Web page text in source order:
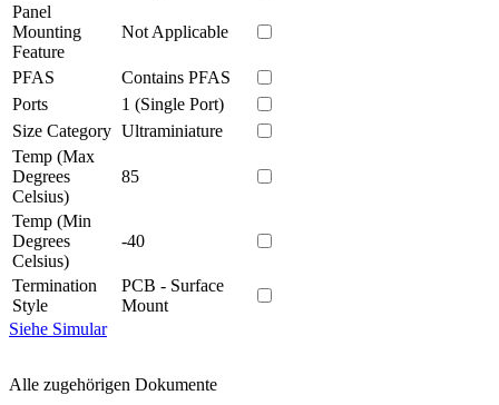
Panel
Mounting
Feature
Not Applicable
PFAS
Contains PFAS
Ports
1 (Single Port)
Size Category Ultraminiature
Temp (Max
Degrees
Celsius)
85
Temp (Min
Degrees
Celsius)
-40
Termination
Style
PCB - Surface
Mount
Siehe Simular
Alle zugehörigen Dokumente